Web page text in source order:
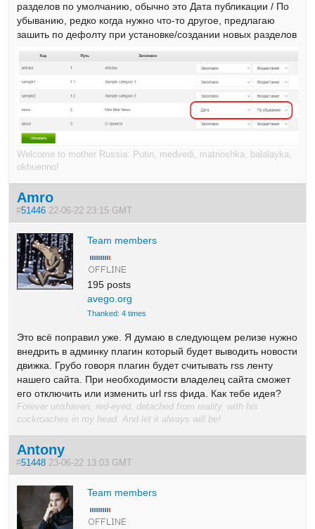
разделов по умолчанию, обычно это Дата публикации / По
убыванию, редко когда нужно что-то другое, предлагаю
зашить по дефолту при установке/создании новых разделов
Welcome to mother Russia: Putin, medvedi, matrioshka, balalayka,
okhuenno!
Amro
#51446 22-06-22 23:15 GMT
Team members
195 posts
avego.org
Thanked: 4 times
Это всё поправил уже. Я думаю в следующем релизе нужно
внедрить в админку плагин который будет выводить новости
движка. Грубо говоря плагин будет считывать rss ленту
нашего сайта. При необходимости владелец сайта сможет
его отключить или изменить url rss фида. Как тебе идея?
Forever unshaven, red-eyed, detached from reality, with his
cockroaches in my head. And let it always will be!
Antony
#51448 23-06-22 13:03 GMT
Team members